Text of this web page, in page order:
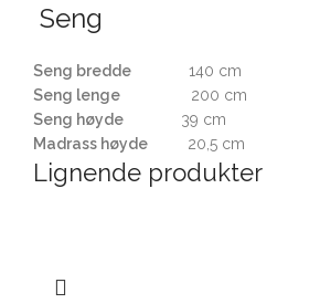
Seng
Seng bredde 140 cm
Seng lenge 200 cm
Seng høyde
39 cm
Madrass høyde 20,5 cm
Lignende produkter